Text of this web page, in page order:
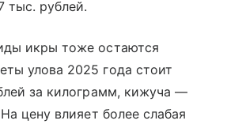
тыс. рублей.
икры тоже остаются
улова 2025 года стоит
за килограмм, кижуча —
цену влияет более слабая